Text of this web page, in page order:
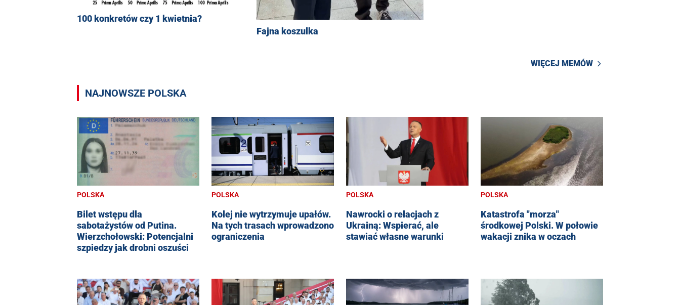
100 konkretów czy 1 kwietnia?
Fajna koszulka
WIĘCEJ MEMÓW
NAJNOWSZE POLSKA
POLSKA
Bilet wstępu dla
sabotażystów od Putina.
Wierzchołowski: Potencjalni
szpiedzy jak drobni oszuści
POLSKA
Kolej nie wytrzymuje upałów.
Na tych trasach wprowadzono
ograniczenia
POLSKA
Nawrocki o relacjach z
Ukrainą: Wspierać, ale
stawiać własne warunki
POLSKA
Katastrofa "morza"
środkowej Polski. W połowie
wakacji znika w oczach